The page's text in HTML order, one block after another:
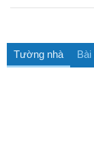
Tường nhà Bài